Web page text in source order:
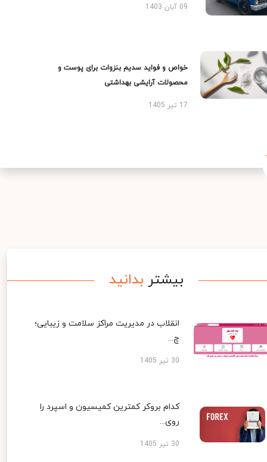
09 آبان 1403
خواص و فواید سدیم بنزوات برای پوست و
محصولات آرایشی بهداشتی
17 تیر 1405
بیشتر بدانید
انقلاب در مدیریت مراکز سلامت و زیبایی؛
چ...
30 تیر 1405
کدام بروکر کمترین کمیسیون و اسپرد را
روی...
30 تیر 1405